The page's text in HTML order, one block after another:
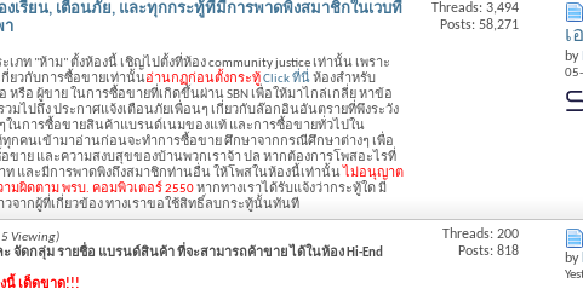
องเรียน, เตือนภัย, และทุกกระทู้ที่มีการพาดพิงสมาชิกในเวบที่
า
เภท "ห้าม" ตั้งห้องนี้ เชิญไปตั้งที่ห้อง community justice เท่านั้น เพราะ
กี่ยวกับการซื้อขายเท่านั้นอ่านกฏก่อนตั้งกระทู้Click ที่นี่ ห้องสำหรับ
รือ ผู้ขาย ในการซื้อขายที่เกิดขึ้นผ่าน SBN เพื่อให้มาไกล่เกลี่ย หาข้อ
วมไปถึง ประกาศแจ้งเตือนภัยเพื่อนๆ เกี่ยวกับล๊อกอินอันตรายที่พึงระวัง
ในการซื้อขายสินค้าแบรนด์เนมของแท้ และการซื้อขายทั่วไปใน
กคนเข้ามาอ่านก่อนจะทำการซื้อขาย ศึกษาจากกรณีศึกษาต่างๆ เพื่อ
ขาย และความสงบสุขของบ้านพวกเราจ้า ปล หากต้องการโพสอะไรที่
ท และมีการพาดพิงถึงสมาชิกท่านอื่น ให้โพสในห้องนี้เท่านั้น ไม่อนุญาต
มผิดตาม พรบ. คอมพิวเตอร์ 2550หากทางเราได้รับแจ้งว่ากระทู้ใด มี
วจากผู้ที่เกี่ยวข้อง ทางเราขอใช้สิทธิ์ลบกระทู้นั้นทันที
Threads: 3,494
Posts: 58,271
เ
by
Viewing)
จัดกลุ่ม รายชื่อ แบรนด์สินค้า ที่จะสามารถค้าขาย ได้ในห้อง Hi-End
นี้ เด็ดขาด!!!
Threads: 200
Posts: 818
by